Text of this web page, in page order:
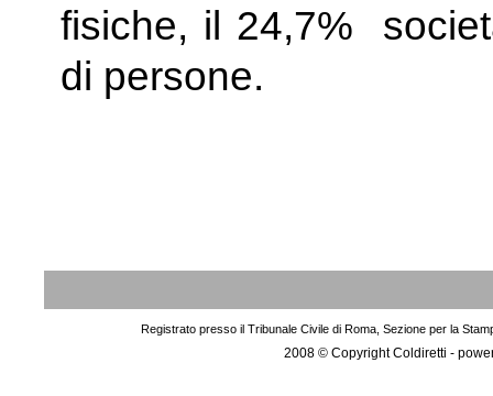
fisiche, il 24,7%
di persone.
Registrato presso il Tribunale Civile di Roma, Sezione per la
2008 © Copyright Coldiretti -